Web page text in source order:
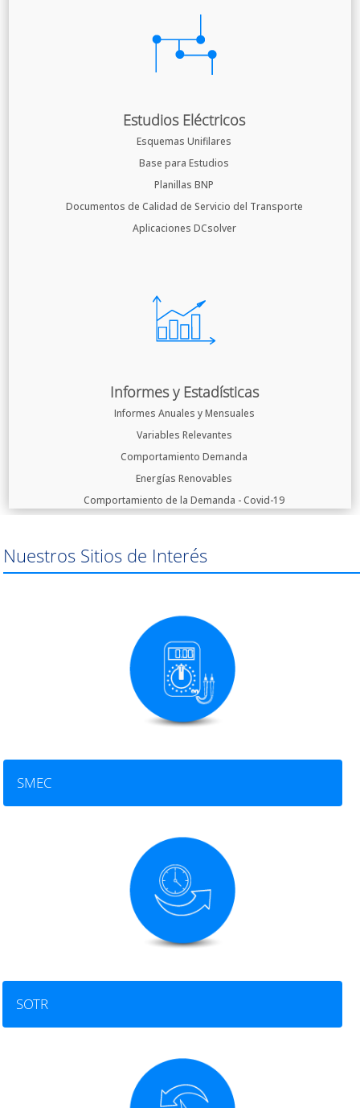
Estudios Eléctricos
Esquemas Unifilares
Base para Estudios
Planillas BNP
Documentos de Calidad de Servicio del Transporte
Aplicaciones DCsolver
Informes y Estadísticas
Informes Anuales y Mensuales
Variables Relevantes
Comportamiento Demanda
Energías Renovables
Comportamiento de la Demanda - Covid-19
Nuestros Sitios de Interés
SMEC
SOTR